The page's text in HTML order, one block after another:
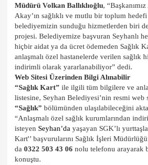
Müdürü Volkan Ballıklıoğlu,
Akay’ın sağlıklı ve mutlu bir toplum
belediyemizin sunduğu hizmetlerden biri
projesi. Belediyemize başvuran Seyhanlı
hiçbir aidat ya da ücret ödemeden Sağlık
anlaşmalı özel hastanelerde verilen sağlık
indirimli olarak yararlanabiliyor” dedi.
Web Sitesi Üzerinden Bilgi Alınabilir
“Sağlık Kart” ile ilgili tüm bilgilere ve
listesine, Seyhan Belediyesi’nin resmi web
“Sağlık” bölümünden ulaşılabileceğini
“Anlaşmalı özel sağlık kurumlarından
isteyen Seyhan’da yaşayan SGK’lı
Kart'’ başvurularını Sağlık İşleri
da 0322 503 43 06 nolu telefonu arayarak
konuştu.